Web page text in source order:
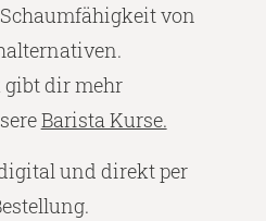
von
dir mehr
Barista Kurse.
und direkt per